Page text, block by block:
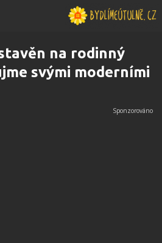
na rodinný
svými moderními